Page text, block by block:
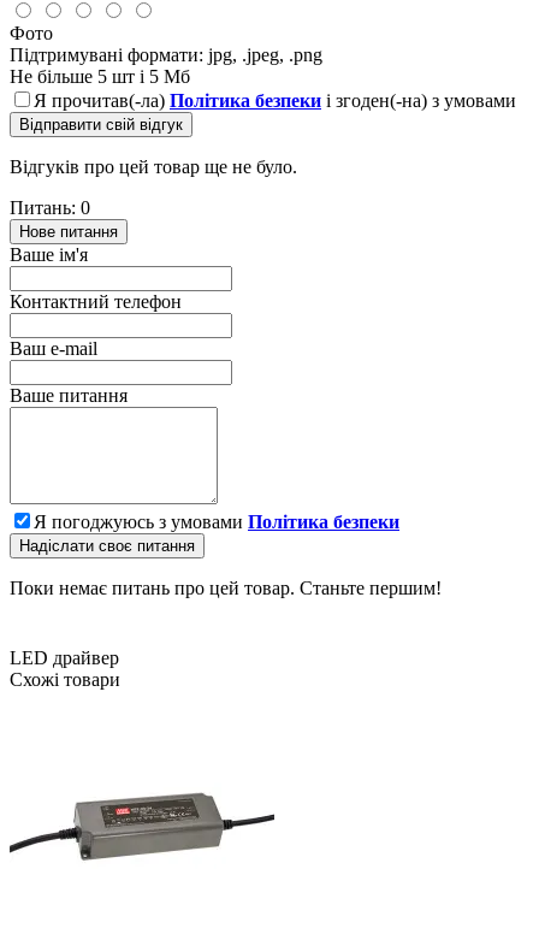
Фото
Підтримувані формати: jpg, .jpeg, .png
Не більше 5 шт і 5 Мб
Я прочитав(-ла) Політика безпеки і згоден(-на) з умовами
Відправити свій відгук
Відгуків про цей товар ще не було.
Питань: 0
Нове питання
Ваше ім'я
Контактний телефон
Ваш e-mail
Ваше питання
Я погоджуюсь з умовами Політика безпеки
Надіслати своє питання
Поки немає питань про цей товар. Станьте першим!
LED драйвер
Схожі товари